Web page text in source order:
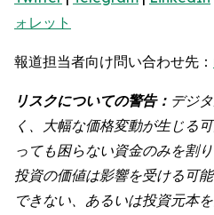
ォレット
報道担当者向け問い合わせ先：
リスクについての警告： デジ
く、大幅な価格変動が生じる
っても困らない資金のみを割
投資の価値は影響を受ける可
できない、あるいは投資元本